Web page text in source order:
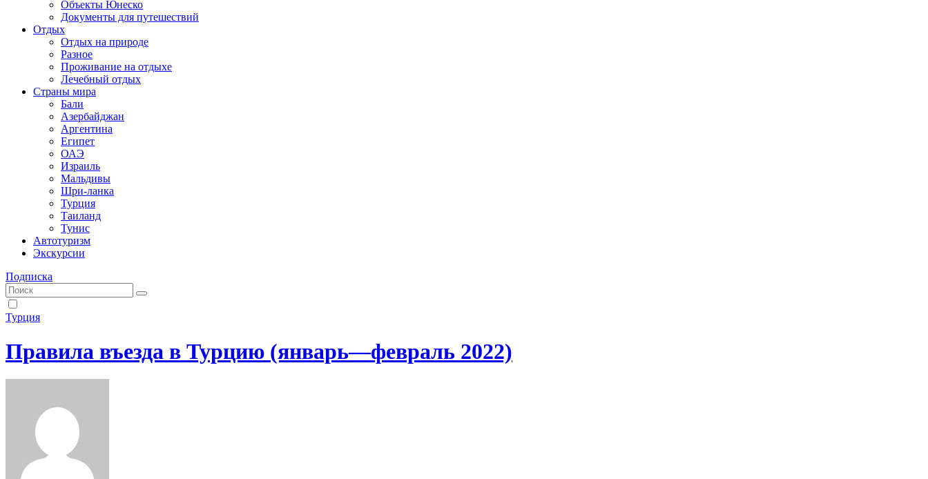
Объекты Юнеско
Документы для путешествий
Отдых
Отдых на природе
Разное
Проживание на отдыхе
Лечебный отдых
Страны мира
Бали
Азербайджан
Аргентина
Египет
ОАЭ
Израиль
Мальдивы
Шри-ланка
Турция
Таиланд
Тунис
Автотуризм
Экскурсии
Подписка
Турция
Правила въезда в Турцию (январь—февраль 2022)